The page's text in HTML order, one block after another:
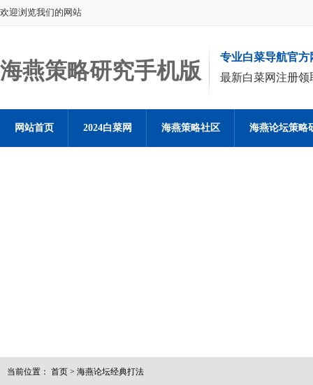
欢迎浏览我们的网站
海燕策略研究手机版
专业白菜导航官方
最新白菜网注册领
网站首页 2024白菜网 海燕策略社区 海燕论坛策略
当前位置： 首页 > 海燕论坛经典打法